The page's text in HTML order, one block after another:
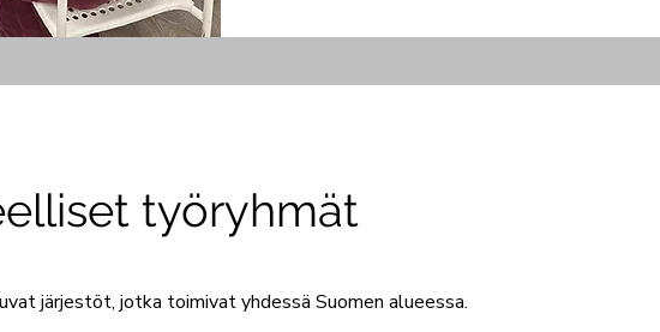
työryhmät
järjestöt, jotka toimivat yhdessä Suomen alueessa.